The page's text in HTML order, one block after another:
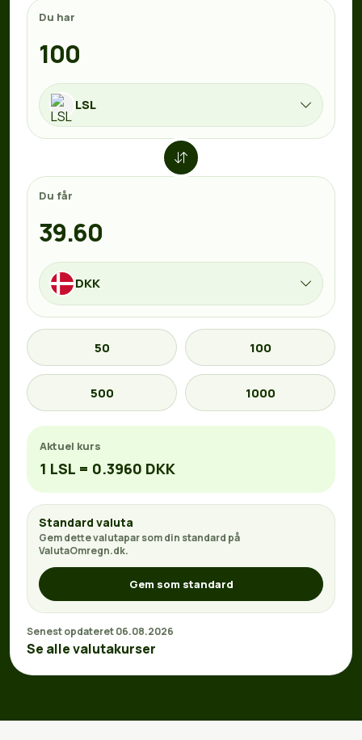
Du har
LSL
Du får
DKK
50 100
500 1000
Aktuel kurs
1 LSL = 0.3960 DKK
Standard valuta
Gem dette valutapar som din standard på
ValutaOmregn.dk.
Gem som standard
Senest opdateret 06.08.2026
Se alle valutakurser